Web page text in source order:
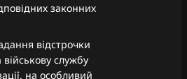
законних
відстрочки
службу
на особливий